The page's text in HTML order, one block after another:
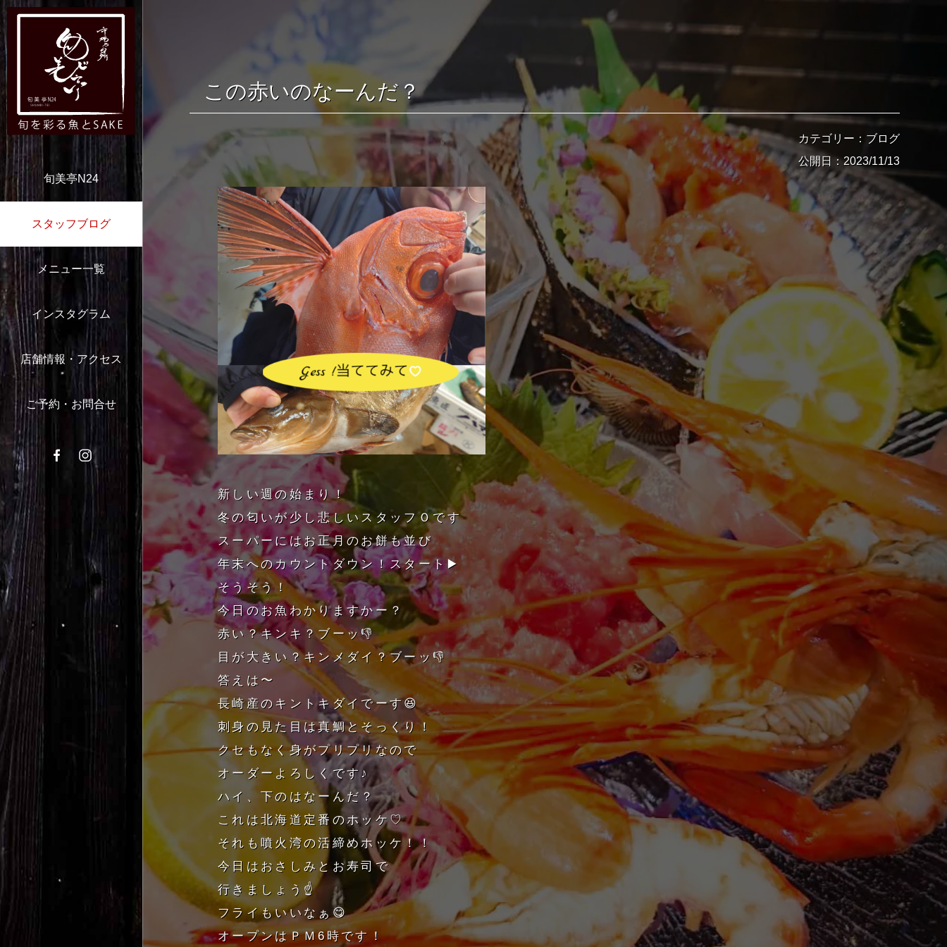
旬美亭N24
スタッフブログ
メニュー一覧
インスタグラム
店舗情報・アクセス
ご予約・お問合せ
この赤いのなーんだ？
カテゴリー：ブログ
公開日：2023/11/13
新しい週の始まり！
冬の匂いが少し悲しいスタッフＯです
スーパーにはお正月のお餅も並び
年末へのカウントダウン！スタート▶️
そうそう！
今日のお魚わかりますかー？
赤い？キンキ？ブーッ👎
目が大きい？キンメダイ？ブーッ👎
答えは〜
長崎産のキントキダイでーす😆
刺身の見た目は真鯛とそっくり！
クセもなく身がプリプリなので
オーダーよろしくです♪
ハイ、下のはなーんだ？
これは北海道定番のホッケ♡
それも噴火湾の活締めホッケ！！
今日はおさしみとお寿司で
行きましょう☝️
フライもいいなぁ😋
オープンはＰＭ6時です！